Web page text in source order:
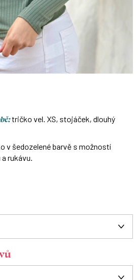
tričko vel. XS, stojáček, dlouhý
v šedozelené barvě s možností
rukávu.